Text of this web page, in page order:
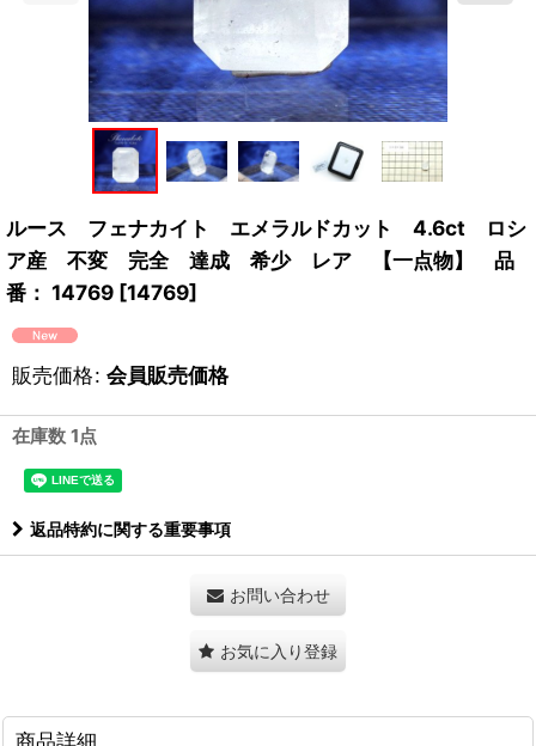
ルース フェナカイト エメラルドカット 4.6ct ロシ
ア産 不変 完全 達成 希少 レア 【一点物】 品
番： 14769 [14769]
販売価格: 会員販売価格
在庫数 1点
返品特約に関する重要事項
お問い合わせ
お気に入り登録